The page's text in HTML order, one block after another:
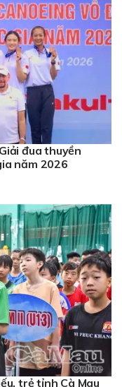
đua thuyền
năm 2026
trẻ tỉnh Cà Mau